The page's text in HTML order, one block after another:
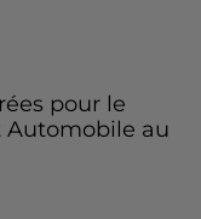
pour le
Automobile au